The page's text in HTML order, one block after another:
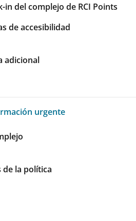
in del complejo de RCI Points
de accesibilidad
adicional
urgente
urgente
de la política